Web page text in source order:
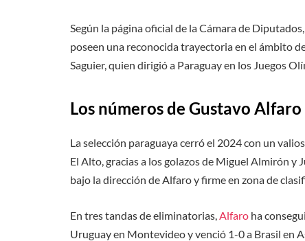
Según la página oficial de la Cámara de
poseen una reconocida trayectoria en el ámbito
Saguier, quien dirigió a Paraguay en los Juegos
Los números de Gustavo Alfaro
La selección paraguaya cerró el 2024 con un
El Alto, gracias a los golazos de Miguel Almirón
bajo la dirección de Alfaro y firme en zona de
En tres tandas de eliminatorias,Alfaro ha
Uruguay en Montevideo y venció 1-0 a Brasil en